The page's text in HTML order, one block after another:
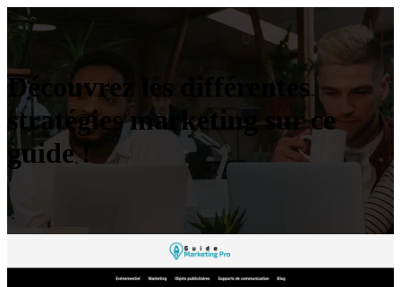
Découvrez les différentes
stratégies marketing sur ce
guide !